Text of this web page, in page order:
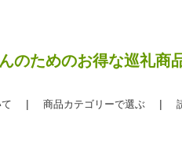
のためのお得な巡礼商
商品カテゴリーで選ぶ